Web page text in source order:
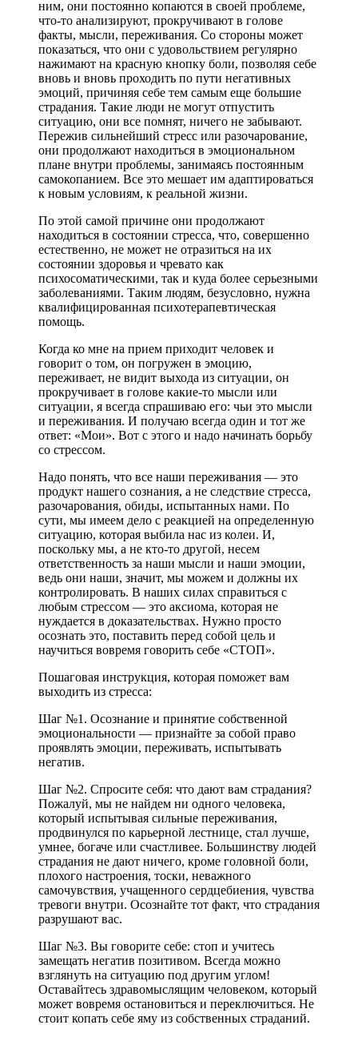
ним, они постоянно копаются в своей проблеме,
что-то анализируют, прокручивают в голове
факты, мысли, переживания. Со стороны может
показаться, что они с удовольствием регулярно
нажимают на красную кнопку боли, позволяя себе
вновь и вновь проходить по пути негативных
эмоций, причиняя себе тем самым еще большие
страдания. Такие люди не могут отпустить
ситуацию, они все помнят, ничего не забывают.
Пережив сильнейший стресс или разочарование,
они продолжают находиться в эмоциональном
плане внутри проблемы, занимаясь постоянным
самокопанием. Все это мешает им адаптироваться
к новым условиям, к реальной жизни.
По этой самой причине они продолжают
находиться в состоянии стресса, что, совершенно
естественно, не может не отразиться на их
состоянии здоровья и чревато как
психосоматическими, так и куда более серьезными
заболеваниями. Таким людям, безусловно, нужна
квалифицированная психотерапевтическая
помощь.
Когда ко мне на прием приходит человек и
говорит о том, он погружен в эмоцию,
переживает, не видит выхода из ситуации, он
прокручивает в голове какие-то мысли или
ситуации, я всегда спрашиваю его: чьи это мысли
и переживания. И получаю всегда один и тот же
ответ: «Мои». Вот с этого и надо начинать борьбу
со стрессом.
Надо понять, что все наши переживания — это
продукт нашего сознания, а не следствие стресса,
разочарования, обиды, испытанных нами. По
сути, мы имеем дело с реакцией на определенную
ситуацию, которая выбила нас из колеи. И,
поскольку мы, а не кто-то другой, несем
ответственность за наши мысли и наши эмоции,
ведь они наши, значит, мы можем и должны их
контролировать. В наших силах справиться с
любым стрессом — это аксиома, которая не
нуждается в доказательствах. Нужно просто
осознать это, поставить перед собой цель и
научиться вовремя говорить себе «СТОП».
Пошаговая инструкция, которая поможет вам
выходить из стресса:
Шаг №1. Осознание и принятие собственной
эмоциональности — признайте за собой право
проявлять эмоции, переживать, испытывать
негатив.
Шаг №2. Спросите себя: что дают вам страдания?
Пожалуй, мы не найдем ни одного человека,
который испытывая сильные переживания,
продвинулся по карьерной лестнице, стал лучше,
умнее, богаче или счастливее. Большинству людей
страдания не дают ничего, кроме головной боли,
плохого настроения, тоски, неважного
самочувствия, учащенного сердцебиения, чувства
тревоги внутри. Осознайте тот факт, что страдания
разрушают вас.
Шаг №3. Вы говорите себе: стоп и учитесь
замещать негатив позитивом. Всегда можно
взглянуть на ситуацию под другим углом!
Оставайтесь здравомыслящим человеком, который
может вовремя остановиться и переключиться. Не
стоит копать себе яму из собственных страданий.